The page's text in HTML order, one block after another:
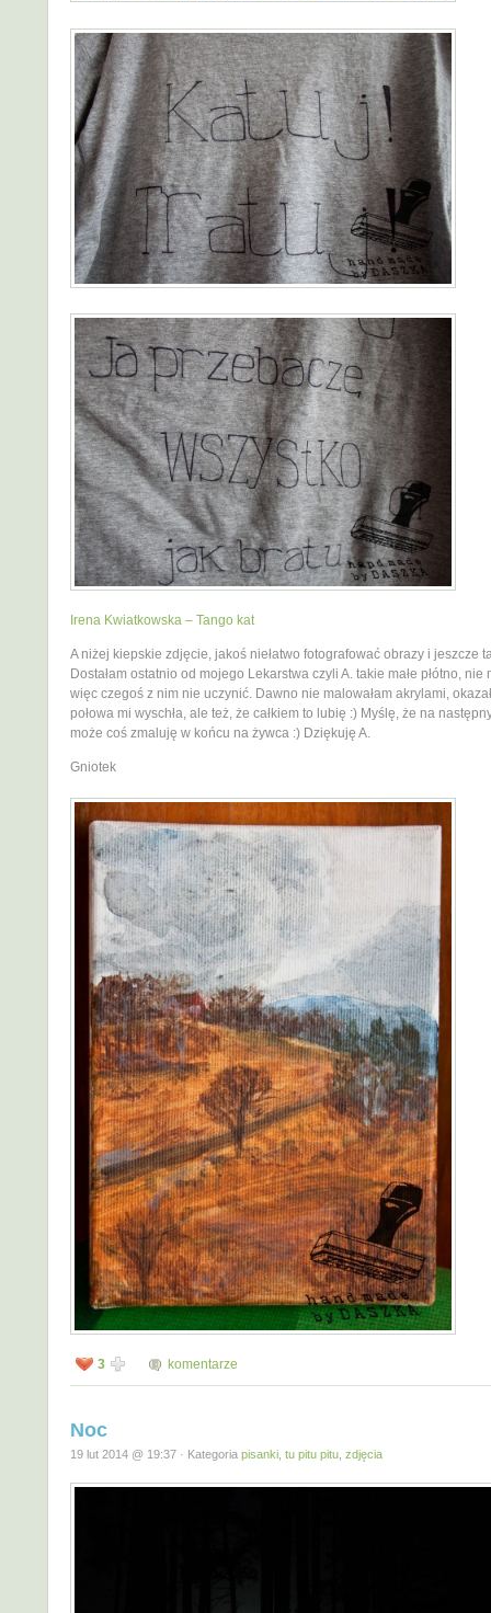
Irena Kwiatkowska – Tango kat
A niżej kiepskie zdjęcie, jakoś niełatwo fotografować obrazy i jeszcze
Dostałam ostatnio od mojego Lekarstwa czyli A. takie małe płótno, nie
więc czegoś z nim nie uczynić. Dawno nie malowałam akrylami,
połowa mi wyschła, ale też, że całkiem to lubię :) Myślę, że na
może coś zmaluję w końcu na żywca :) Dziękuję A.
Gniotek
3 komentarze
Noc
19 lut 2014 @ 19:37 · Kategoria pisanki, tu pitu pitu zdjęcia